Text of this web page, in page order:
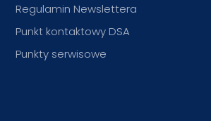
Regulamin Newslettera
Punkt kontaktowy DSA
Punkty serwisowe